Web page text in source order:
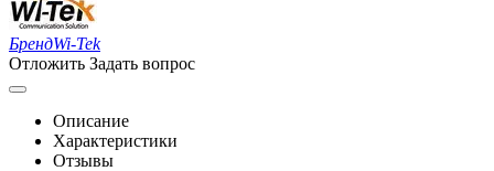
БрендWi-Tek
Отложить Задать вопрос
Описание
Характеристики
Отзывы